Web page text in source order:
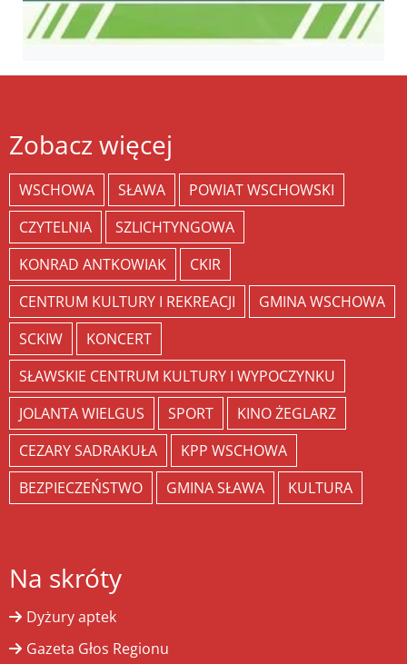
Zobacz więcej
WSCHOWA SŁAWA
POWIAT WSCHOWSKI
CZYTELNIA
SZLICHTYNGOWA
KONRAD ANTKOWIAK
CKIR
CENTRUM KULTURY I REKREACJI
GMINA WSCHOWA
SCKIW
KONCERT
SŁAWSKIE CENTRUM KULTURY I WYPOCZYNKU
JOLANTA WIELGUS
SPORT
KINO ŻEGLARZ
CEZARY SADRAKUŁA
KPP WSCHOWA
BEZPIECZEŃSTWO
GMINA SŁAWA KULTURA
Na skróty
Dyżury aptek
Gazeta Głos Regionu